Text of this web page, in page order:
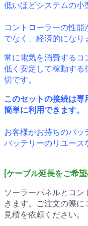
低いほどシステムの小
コントローラーの性
でなく、経済的になり
常に電気を消費するコ
低く安定して稼動する
切です。
このセットの接続は
簡単に利用できます。
お客様がお持ちのバ
バッテリーのリユース
[ケーブル延長をご希
ソーラーパネルとコ
きます。ご注文の際
見積を依頼ください。